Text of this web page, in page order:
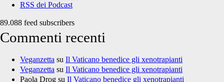
RSS dei Podcast
89.088 feed subscribers
Commenti recenti
Veganzetta su Il Vaticano benedice gli xenotrapianti
Veganzetta su Il Vaticano benedice gli xenotrapianti
Paola Drog su Il Vaticano benedice gli xenotrapianti